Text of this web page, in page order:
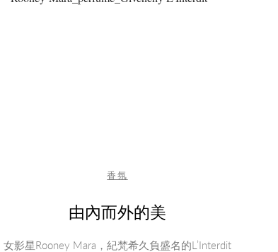
香氛
由內而外的美
女影星Rooney Mara，紀梵希久負盛名的L’Interdit